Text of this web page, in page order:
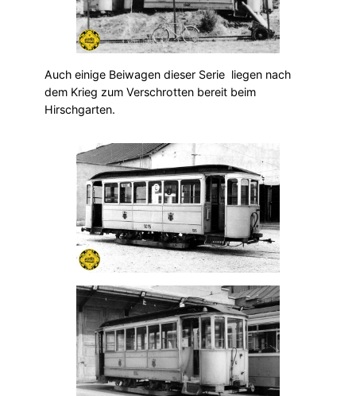
Auch einige Beiwagen dieser Serie liegen nach
dem Krieg zum Verschrotten bereit beim
Hirschgarten.